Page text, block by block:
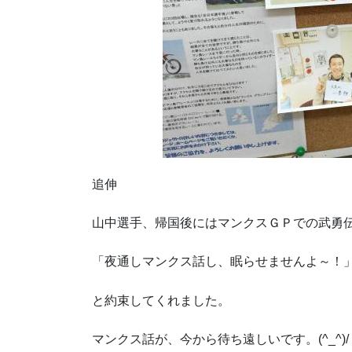
追伸
山中選手、帰国後にはマンクスＧＰでの武勇
「夜通しマンクス話し、眠らせませんよ～！
と約束してくれました。
マンクス話が、今から待ち遠しいです。(^_^)/